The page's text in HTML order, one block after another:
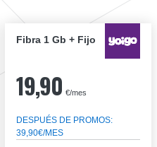
Fibra 1 Gb + Fijo
19,90 €/mes
DESPUÉS DE PROMOS:
39,90€/MES